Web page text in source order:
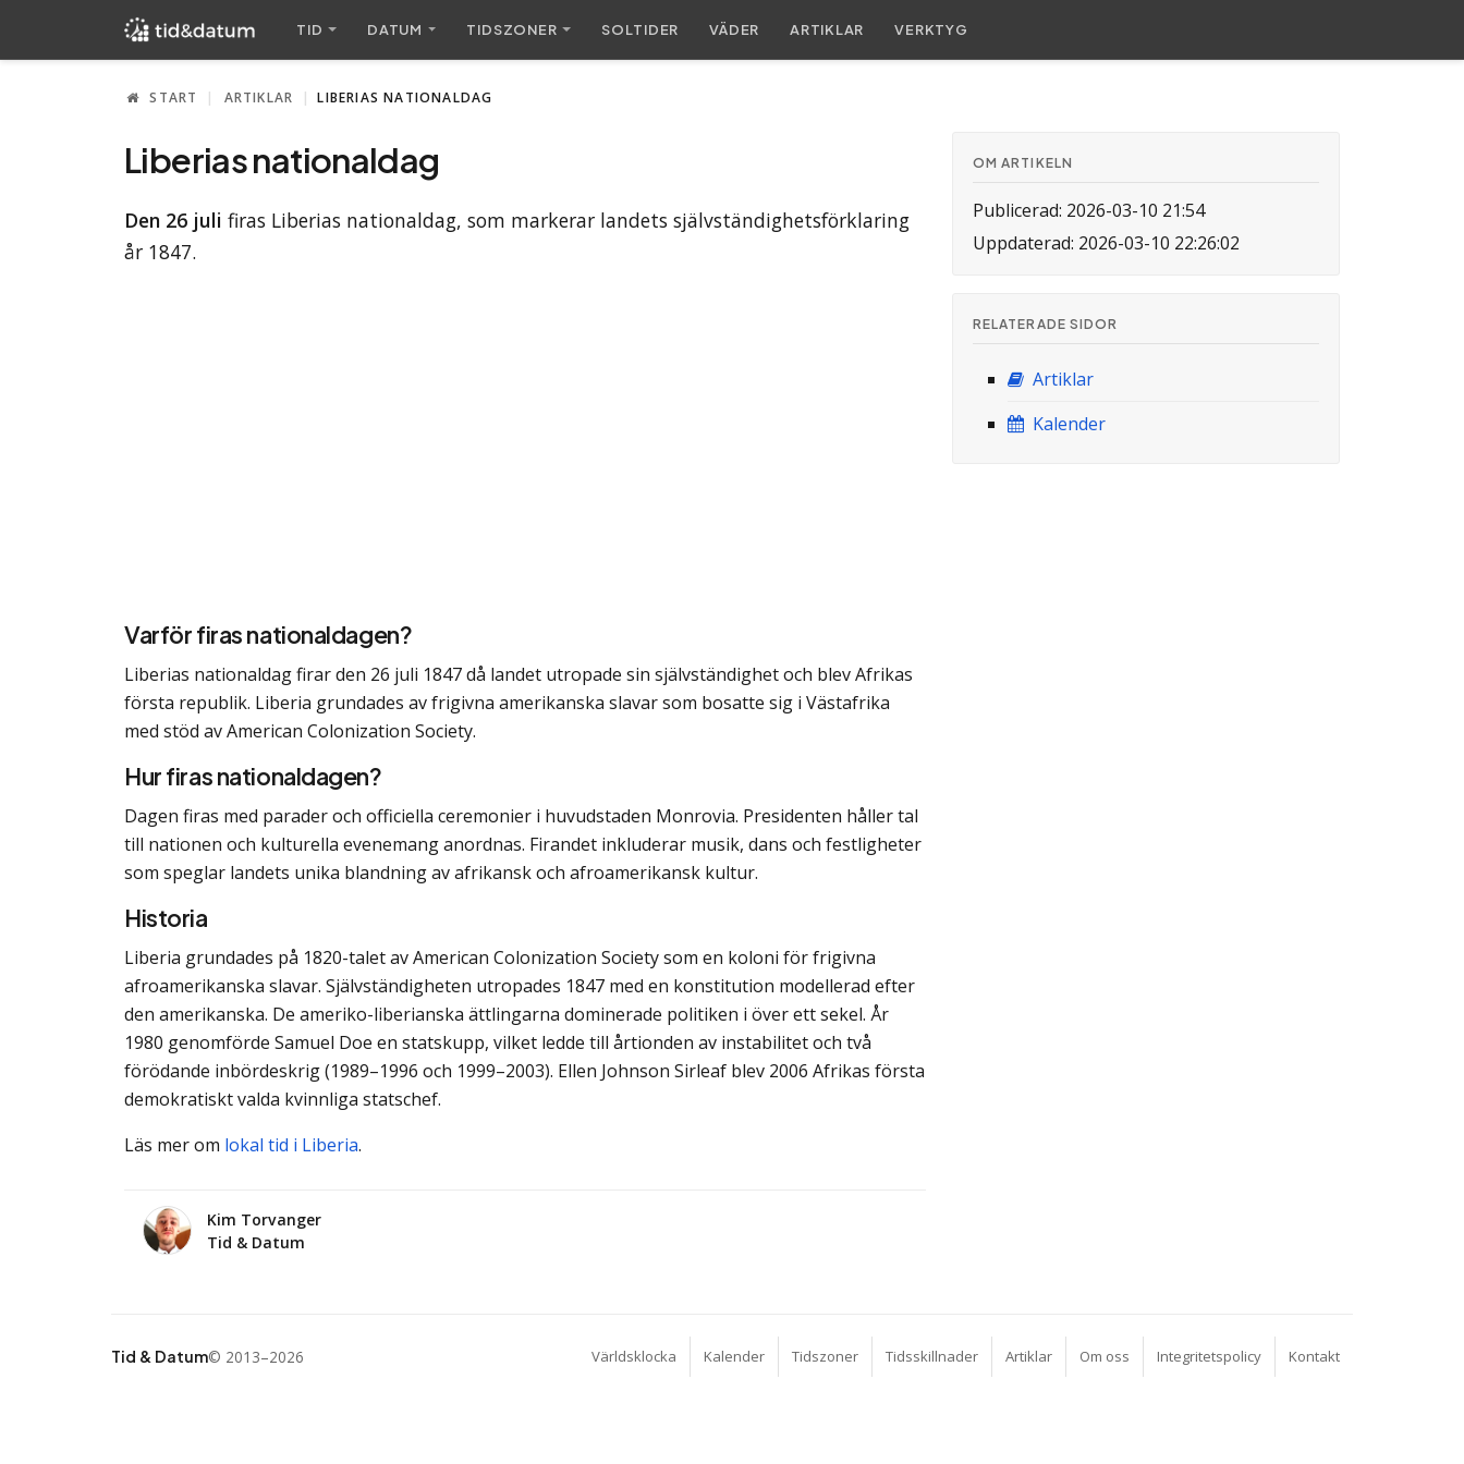
TID DATUM TIDSZONER SOLTIDER VÄDER ARTIKLAR VERKTYG
START ARTIKLAR LIBERIAS NATIONALDAG
Liberias nationaldag
Den 26 juli firas Liberias nationaldag, som markerar landets självständighetsförklaring
år 1847.
Varför firas nationaldagen?
Liberias nationaldag firar den 26 juli 1847 då landet utropade sin självständighet och blev Afrikas
första republik. Liberia grundades av frigivna amerikanska slavar som bosatte sig i Västafrika
med stöd av American Colonization Society.
Hur firas nationaldagen?
Dagen firas med parader och officiella ceremonier i huvudstaden Monrovia. Presidenten håller tal
till nationen och kulturella evenemang anordnas. Firandet inkluderar musik, dans och festligheter
som speglar landets unika blandning av afrikansk och afroamerikansk kultur.
Historia
Liberia grundades på 1820-talet av American Colonization Society som en koloni för frigivna
afroamerikanska slavar. Självständigheten utropades 1847 med en konstitution modellerad efter
den amerikanska. De ameriko-liberianska ättlingarna dominerade politiken i över ett sekel. År
1980 genomförde Samuel Doe en statskupp, vilket ledde till årtionden av instabilitet och två
förödande inbördeskrig (1989–1996 och 1999–2003). Ellen Johnson Sirleaf blev 2006 Afrikas första
demokratiskt valda kvinnliga statschef.
Läs mer om lokal tid i Liberia.
Kim Torvanger
Tid & Datum
OM ARTIKELN
Publicerad: 2026-03-10 21:54
Uppdaterad: 2026-03-10 22:26:02
RELATERADE SIDOR
Artiklar
Kalender
Tid & Datum© 2013–2026 Världsklocka Kalender Tidszoner Tidsskillnader Artiklar Om oss Integritetspolicy Kontakt